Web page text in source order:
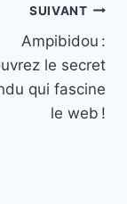
SUIVANT
Ampibidou :
le secret
qui fascine
le web !